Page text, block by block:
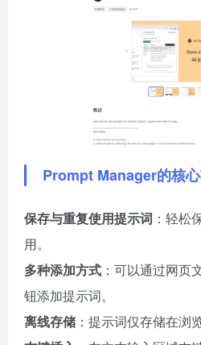
Prompt Manager的核
保存与重复使用提示词 ：轻松
用。
多种添加方式 ：可以通过网页
钮添加提示词。
离线存储 ：提示词仅存储在浏